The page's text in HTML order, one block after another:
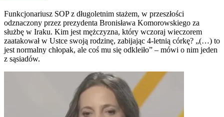
Funkcjonariusz SOP z długoletnim stażem, w przeszłości
odznaczony przez prezydenta Bronisława Komorowskiego za
służbę w Iraku. Kim jest mężczyzna, który wczoraj wieczorem
zaatakował w Ustce swoją rodzinę, zabijając 4-letnią córkę? „(…) to
jest normalny chłopak, ale coś mu się odkleiło” – mówi o nim jeden
z sąsiadów.